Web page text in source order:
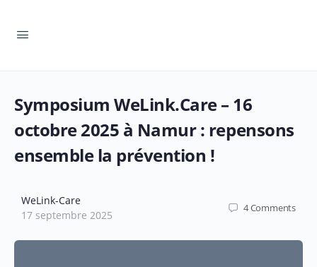
Symposium WeLink.Care – 16
octobre 2025 à Namur : repensons
ensemble la prévention !
WeLink-Care
17 septembre 2025
4Comments